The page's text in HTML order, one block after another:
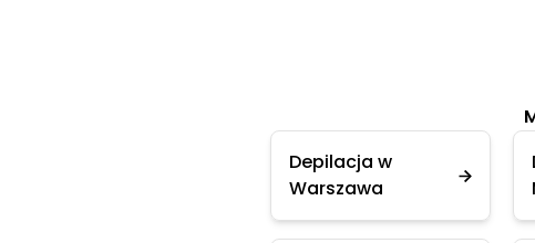
Depilacja w
Warszawa